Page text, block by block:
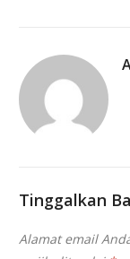
Tinggalkan
Alamat email